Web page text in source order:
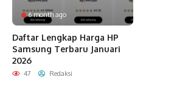
6 month ago
Daftar Lengkap Harga HP
Samsung Terbaru Januari
2026
47 Redaksi